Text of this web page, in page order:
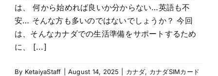
は、 何から始めれば良いか分からない…英語も不
安… そんな方も多いのではないでしょうか？ 今回
は、そんなカナダでの生活準備をサポートするため
に、 [...]
By KetaiyaStaff August 14, 2025 カナダ, カナダSIMカード